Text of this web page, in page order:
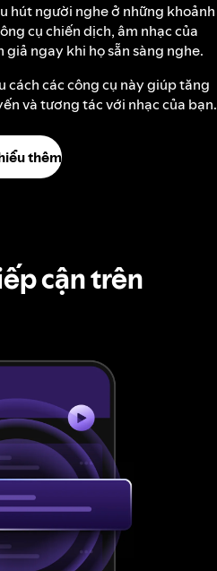
hút người nghe ở những khoảnh
cụ chiến dịch, âm nhạc của
ngay khi họ sẵn sàng nghe.
cách các công cụ này giúp tăng
và tương tác với nhạc của bạn.
thêm
cận trên